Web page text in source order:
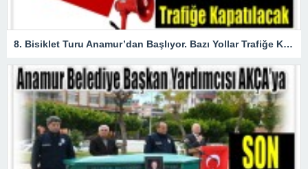
8. Bisiklet Turu Anamur’dan Başlıyor. Bazı Yollar Trafiğe Kapatılacak